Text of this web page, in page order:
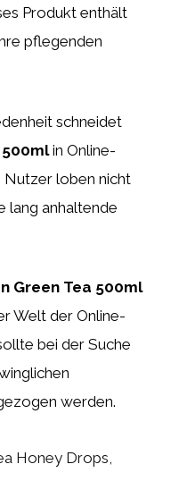
Produkt enthält
pflegenden
schneidet
500mlin Online-
Nutzer loben nicht
lang anhaltende
Green Tea 500ml
Welt der Online-
bei der Suche
werden.
Honey Drops,